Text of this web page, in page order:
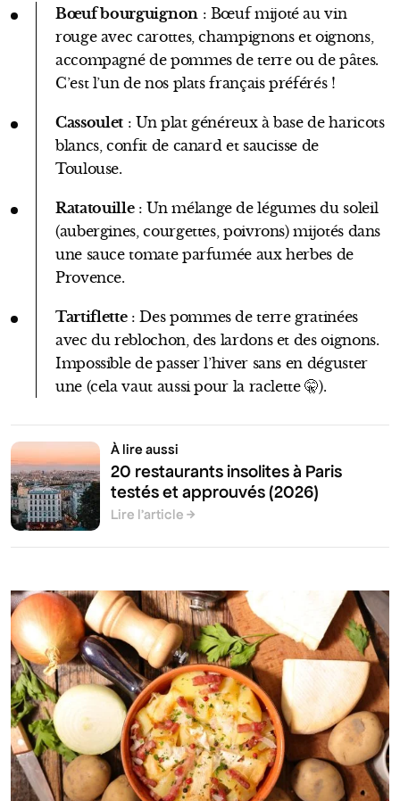
Bœuf bourguignon: Bœuf mijoté au vin
rouge avec carottes, champignons et oignons,
accompagné de pommes de terre ou de pâtes.
C’est l’un de nos plats français préférés !
Cassoulet : Un plat généreux à base de haricots
blancs, confit de canard et saucisse de
Toulouse.
Ratatouille: Un mélange de légumes du soleil
(aubergines, courgettes, poivrons) mijotés dans
une sauce tomate parfumée aux herbes de
Provence.
Tartiflette: Des pommes de terre gratinées
avec du reblochon, des lardons et des oignons.
Impossible de passer l’hiver sans en déguster
une (cela vaut aussi pour la raclette 🤫).
À lire aussi
20 restaurants insolites à Paris
testés et approuvés (2026)
Lire l’article